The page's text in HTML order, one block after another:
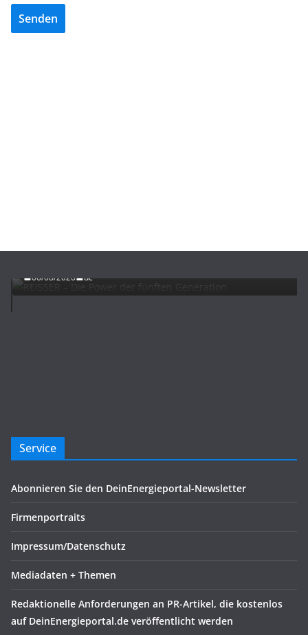
Senden
REISSER – Die Power der fünften Generation
06/08/2026 dc
Service
Abonnieren Sie den DeinEnergieportal-Newsletter
Firmenportraits
Impressum/Datenschutz
Mediadaten + Themen
Redaktionelle Anforderungen an PR-Artikel, die kostenlos
auf DeinEnergieportal.de veröffentlicht werden